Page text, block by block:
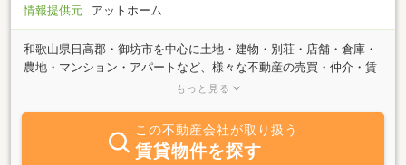
情報提供元
アットホーム
和歌山県日高郡・御坊市を中心に土地・建物・別荘・店舗・倉庫・
農地・マンション・アパートなど、様々な不動産の売買・仲介・賃
貸を行っております。また分譲地の企画・造成・販売も行っており
事、リフォーム工事などお客様の住まいに約４０年携わらせていた
だいております。どのようなことでも結構ですので、まずはお気軽
にお問合せ下さい。皆様からのご連絡心よりお待ちしております。
もっと見る
この不動産会社が取り扱う
賃貸物件を探す